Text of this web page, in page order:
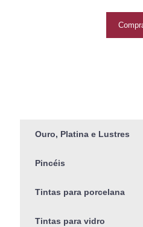
Ouro, Platina e Lustres
Pincéis
Tintas para porcelana
Tintas para vidro